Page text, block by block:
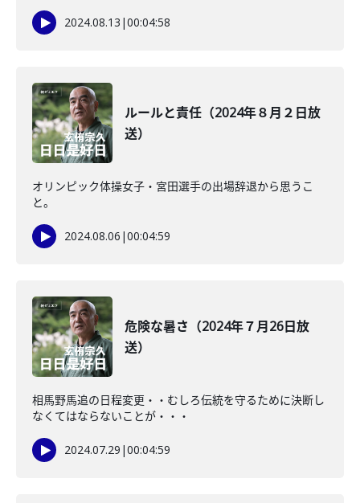
2024.08.13 |00:04:58
ルールと責任（2024年８月２日放
送）
オリンピック体操女子・宮田選手の出場辞退から思うこ
と。
2024.08.06 |00:04:59
危険な暑さ（2024年７月26日放
送）
相馬野馬追の日程変更・・むしろ伝統を守るために決断し
なくてはならないことが・・・
2024.07.29 |00:04:59